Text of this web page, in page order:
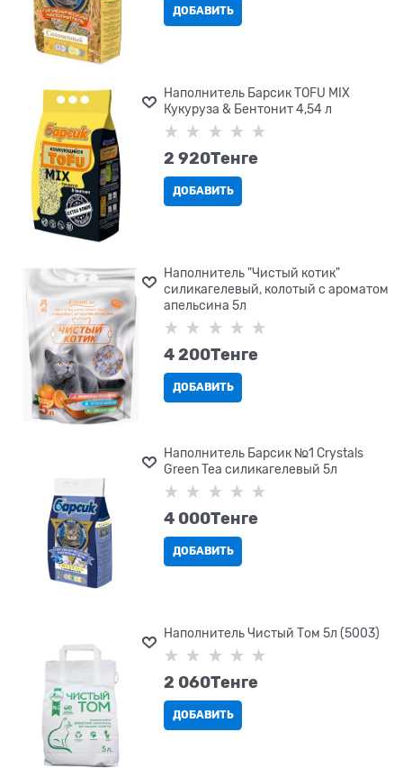
ДОБАВИТЬ
Наполнитель Барсик TOFU MIX
Кукуруза & Бентонит 4,54 л
2 920Tенге
ДОБАВИТЬ
Наполнитель "Чистый котик"
силикагелевый, колотый с ароматом
апельсина 5л
4 200Tенге
ДОБАВИТЬ
Наполнитель Барсик №1 Crystals
Green Tea силикагелевый 5л
4 000Tенге
ДОБАВИТЬ
Наполнитель Чистый Том 5л (5003)
2 060Tенге
ДОБАВИТЬ